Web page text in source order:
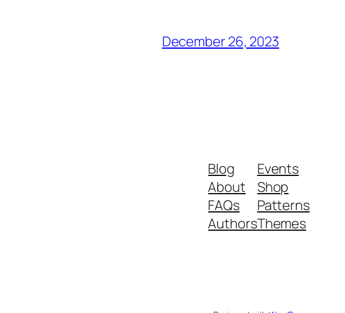
December 26, 2023
Blog
About
FAQs
Authors
Events
Shop
Patterns
Themes